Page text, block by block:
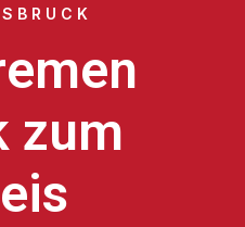
zum